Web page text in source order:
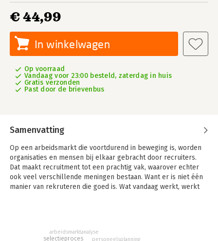
€ 44,99
In winkelwagen
Op voorraad
Vandaag voor 23:00 besteld, zaterdag in huis
Gratis verzonden
Past door de brievenbus
Samenvatting
Op een arbeidsmarkt die voortdurend in beweging is, worden
organisaties en mensen bij elkaar gebracht door recruiters.
Dat maakt recruitment tot een prachtig vak, waarover echter
ook veel verschillende meningen bestaan. Want er is niet één
manier van rekruteren die goed is. Wat vandaag werkt, werkt
rekruteren, moet de arbeidsmarkt en de behoeften van
selectieproces
arbeidsmarktanalyse
personeelsplanning